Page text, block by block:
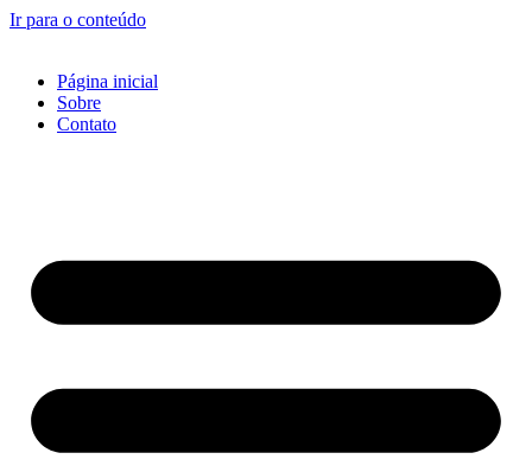
Ir para o conteúdo
Página inicial
Sobre
Contato